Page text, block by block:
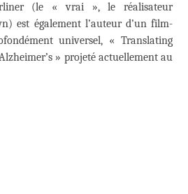
(le « vrai », le réalisateur
est également l’auteur d’un film-
universel, « Translating
» projeté actuellement au